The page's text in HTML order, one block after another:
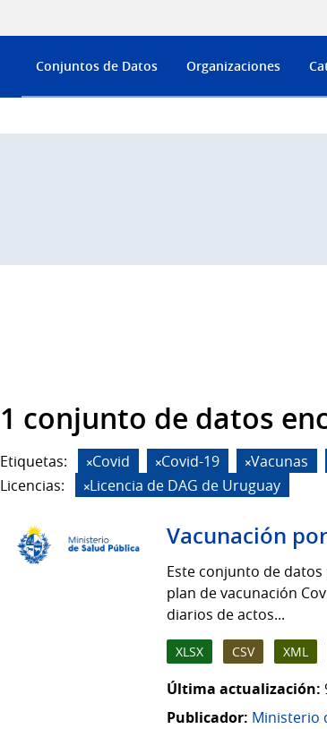
Conjuntos de Datos Organizaciones
1 conjunto de datos
Etiquetas: Covid Covid-19 Vacunas
Licencias:
Licencia de DAG de Uruguay
Vacunación
Este conjunto de
plan de vacunación
diarios de actos...
XLSX CSV XML
Última actualización:
Publicador: Ministerio